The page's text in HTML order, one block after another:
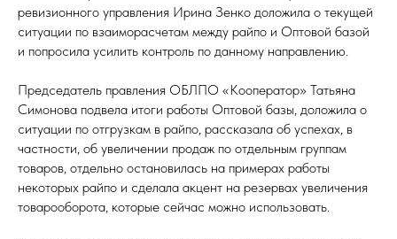
ревизионного управления Ирина Зенко доложила о текущей
ситуации по взаиморасчетам между райпо и Оптовой базой
и попросила усилить контроль по данному направлению.
Председатель правления ОБЛПО «Кооператор» Татьяна
Симонова подвела итоги работы Оптовой базы, доложила о
ситуации по отгрузкам в райпо, рассказала об успехах, в
частности, об увеличении продаж по отдельным группам
товаров, отдельно остановилась на примерах работы
некоторых райпо и сделала акцент на резервах увеличения
товарооборота, которые сейчас можно использовать.